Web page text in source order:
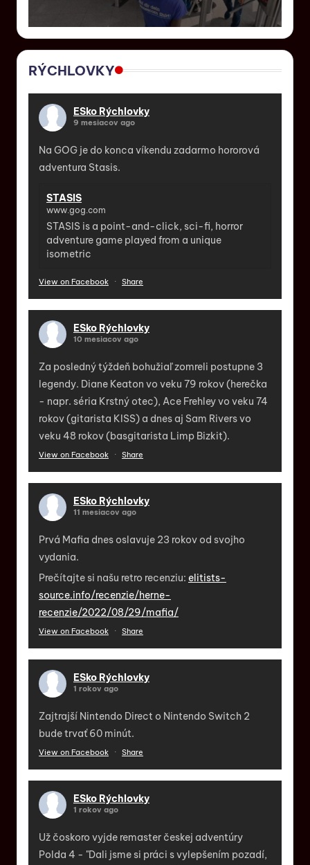
RÝCHLOVKY
ESko Rýchlovky
9 mesiacov ago
Na GOG je do konca víkendu zadarmo hororová
adventura Stasis.
STASIS
www.gog.com
STASIS is a point-and-click, sci-fi, horror
adventure game played from a unique
isometric
View on Facebook · Share
ESko Rýchlovky
10 mesiacov ago
Za posledný týždeň bohužiaľ zomreli postupne 3
legendy. Diane Keaton vo veku 79 rokov (herečka
- napr. séria Krstný otec), Ace Frehley vo veku 74
rokov (gitarista KISS) a dnes aj Sam Rivers vo
veku 48 rokov (basgitarista Limp Bizkit).
View on Facebook · Share
ESko Rýchlovky
11 mesiacov ago
Prvá Mafia dnes oslavuje 23 rokov od svojho
vydania.
Prečítajte si našu retro recenziu: elitists-
source.info/recenzie/herne-
recenzie/2022/08/29/mafia/
View on Facebook · Share
ESko Rýchlovky
1 rokov ago
Zajtrajší Nintendo Direct o Nintendo Switch 2
bude trvať 60 minút.
View on Facebook · Share
ESko Rýchlovky
1 rokov ago
Už čoskoro vyjde remaster českej adventúry
Polda 4 - "Dali jsme si práci s vylepšením pozadí,